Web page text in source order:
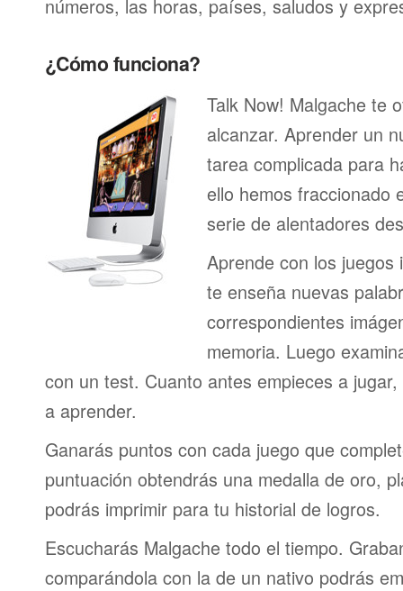
números, las horas, países, saludos y
¿Cómo funciona?
Talk Now! Malgache te
alcanzar. Aprender un
tarea complicada para
ello hemos fraccionado
serie de alentadores
Aprende con los juegos
te enseña nuevas
correspondientes
memoria. Luego
con un test. Cuanto antes empieces a
a aprender.
Ganarás puntos con cada juego que
puntuación obtendrás una medalla de oro,
podrás imprimir para tu historial de logros.
Escucharás Malgache todo el tiempo.
comparándola con la de un nativo podrás